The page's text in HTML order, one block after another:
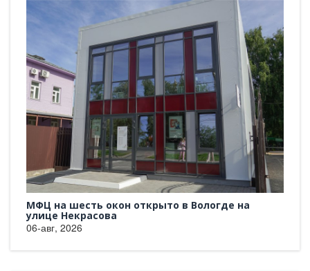
МФЦ на шесть окон открыто в Вологде на
улице Некрасова
06-авг, 2026